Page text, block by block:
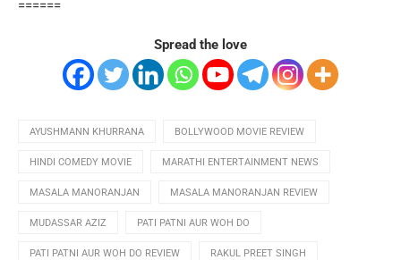
======
Spread the love
AYUSHMANN KHURRANA BOLLYWOOD MOVIE REVIEW
HINDI COMEDY MOVIE MARATHI ENTERTAINMENT NEWS
MASALA MANORANJAN MASALA MANORANJAN REVIEW
MUDASSAR AZIZ PATI PATNI AUR WOH DO
PATI PATNI AUR WOH DO REVIEW RAKUL PREET SINGH